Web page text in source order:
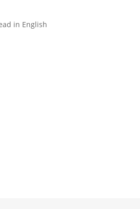
in English